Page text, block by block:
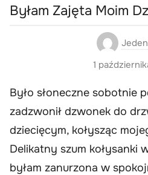
Byłam Zajęta Moim
1
Było słoneczne sobotnie
zadzwonił dzwonek do
dziecięcym, kołysząc
Delikatny szum kołysanki
byłam zanurzona w